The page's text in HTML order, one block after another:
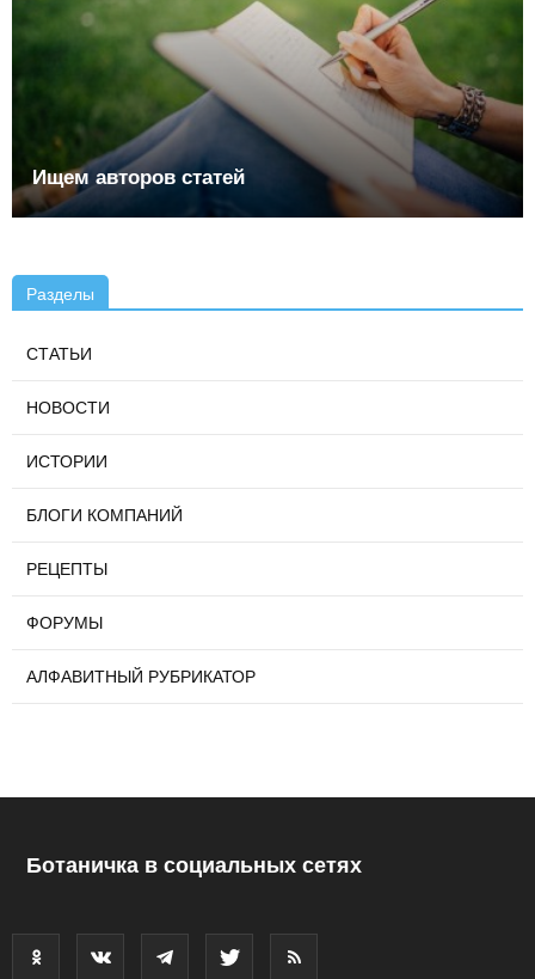
Ищем авторов статей
Разделы
СТАТЬИ
НОВОСТИ
ИСТОРИИ
БЛОГИ КОМПАНИЙ
РЕЦЕПТЫ
ФОРУМЫ
АЛФАВИТНЫЙ РУБРИКАТОР
Ботаничка в социальных сетях